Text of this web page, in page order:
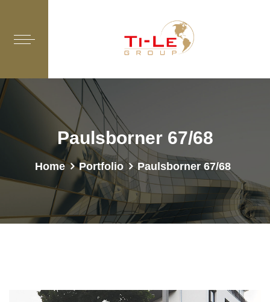
Paulsborner 67/68
Home Portfolio Paulsborner 67/68